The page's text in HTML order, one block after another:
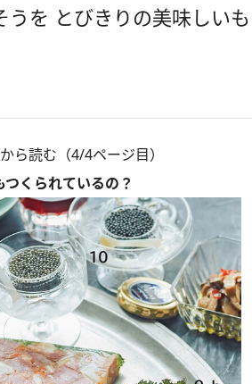
うを とびきりの美味しいも
ら読む（4/4ページ目）
くられているの？